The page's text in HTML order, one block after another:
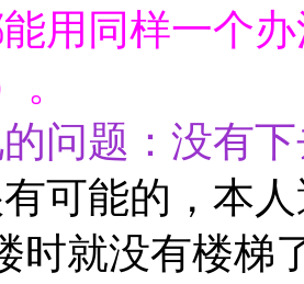
用同样一个
。
问题：没有
可能的，本
时就没有楼梯